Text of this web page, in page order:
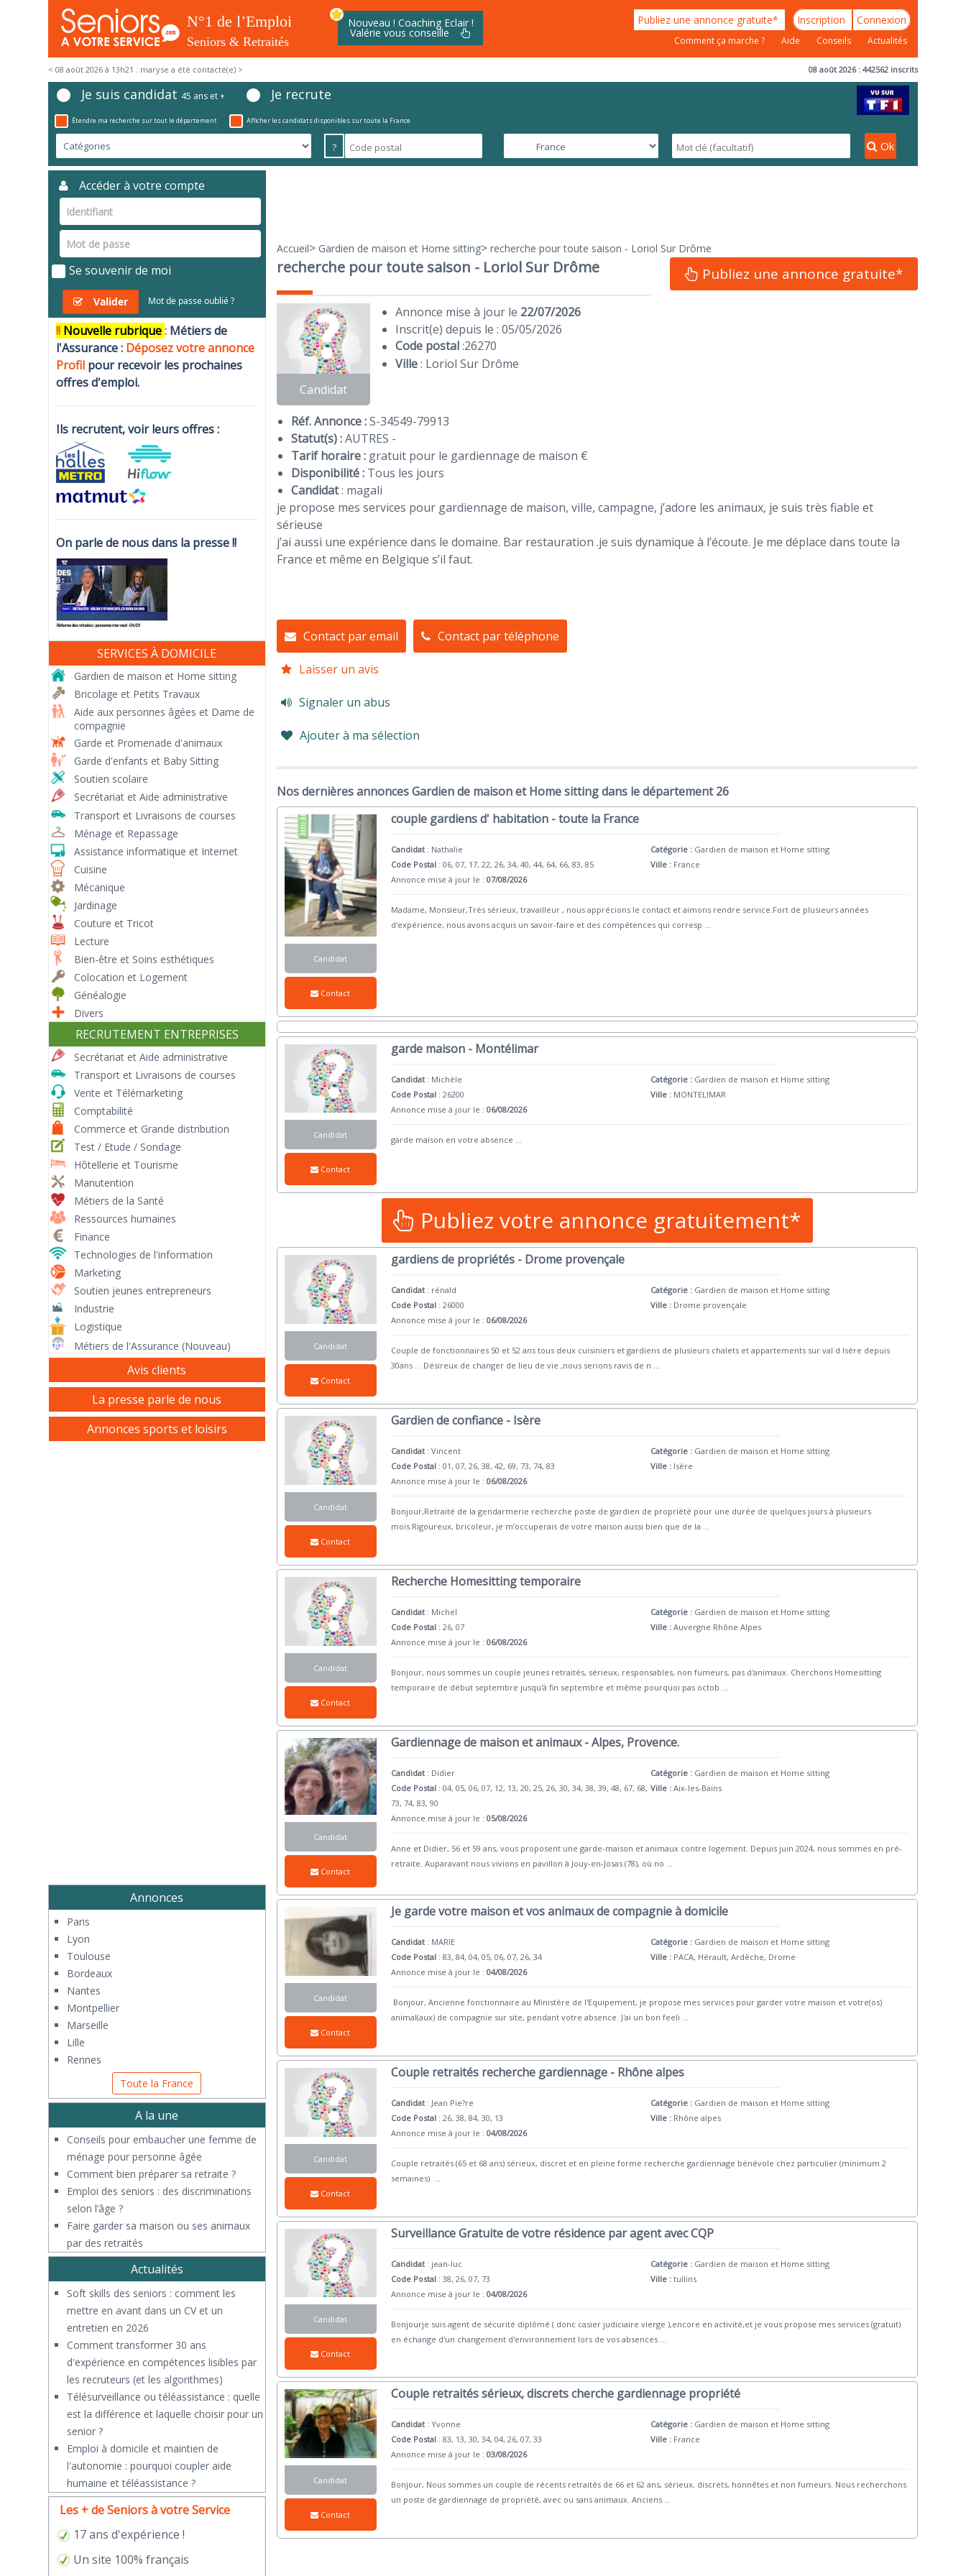
Nouveau ! Coaching Eclair !
Valérie vous conseille
Publiez une annonce gratuite* Inscription Connexion
Comment ça marche ? Aide Conseils Actualités
< 08 août 2026 à 13h21 : maryse a été contacté(e) > 08 août 2026 : 442562 inscrits
Je suis candidat 45 ans et + Je recrute
Étendre ma recherche sur tout le département Afficher les candidats disponibles sur toute la France
? Ok
Accueil> Gardien de maison et Home sitting> recherche pour toute saison - Loriol Sur Drôme
recherche pour toute saison - Loriol Sur Drôme Publiez une annonce gratuite*
Candidat
Annonce mise à jour le 22/07/2026
Inscrit(e) depuis le : 05/05/2026
Code postal:26270
Ville: Loriol Sur Drôme
Réf. Annonce :S-34549-79913
Statut(s) :AUTRES -
Tarif horaire :gratuit pour le gardiennage de maison €
Disponibilité :Tous les jours
Candidat: magali
je propose mes services pour gardiennage de maison, ville, campagne, j’adore les animaux, je suis très fiable et
sérieuse
j’ai aussi une expérience dans le domaine. Bar restauration .je suis dynamique à l’écoute. Je me déplace dans toute la
France et même en Belgique s’il faut.
Contact par email Contact par téléphone
Laisser un avis
Signaler un abus
Ajouter à ma sélection
Nos dernières annonces Gardien de maison et Home sitting dans le département 26
Candidat
Contact
couple gardiens d' habitation - toute la France
Candidat : Nathalie
Code Postal : 06, 07, 17, 22, 26, 34, 40, 44, 64, 66, 83, 85
Annonce mise à jour le :07/08/2026
Catégorie : Gardien de maison et Home sitting
Ville : France
Madame, Monsieur,Très sérieux, travailleur , nous apprécions le contact et aimons rendre service.Fort de plusieurs années
d'expérience, nous avons acquis un savoir-faire et des compétences qui corresp
Candidat
Contact
garde maison - Montélimar
Candidat : Michèle
Code Postal : 26200
Annonce mise à jour le :06/08/2026
Catégorie : Gardien de maison et Home sitting
Ville : MONTELIMAR
garde maison en votre absence
Publiez votre annonce gratuitement*
Candidat
Contact
gardiens de propriétés - Drome provençale
Candidat : rénald
Code Postal : 26000
Annonce mise à jour le :06/08/2026
Catégorie : Gardien de maison et Home sitting
Ville : Drome provençale
Couple de fonctionnaires 50 et 52 ans tous deux cuisiniers et gardiens de plusieurs chalets et appartements sur val d Isère depuis
30ans . .Désireux de changer de lieu de vie ,nous serions ravis de n ...
Candidat
Contact
Gardien de confiance - Isère
Candidat :Vincent
Code Postal : 01, 07, 26, 38, 42, 69, 73, 74, 83
Annonce mise à jour le :06/08/2026
Catégorie : Gardien de maison et Home sitting
Ville : Isère
Bonjour,Retraité de la gendarmerie recherche poste de gardien de propriété pour une durée de quelques jours à plusieurs
mois.Rigoureux, bricoleur, je m’occuperais de votre maison aussi bien que de la ...
Candidat
Contact
Recherche Homesitting temporaire
Candidat : Michel
Code Postal : 26, 07
Annonce mise à jour le :06/08/2026
Catégorie : Gardien de maison et Home sitting
Ville : Auvergne Rhône Alpes
Bonjour, nous sommes un couple jeunes retraités, sérieux, responsables, non fumeurs, pas d'animaux. Cherchons Homesitting
temporaire de début septembre jusqu'à fin septembre et même pourquoi pas octob
Candidat
Contact
Gardiennage de maison et animaux - Alpes, Provence.
Candidat : Didier
Code Postal : 04, 05, 06, 07, 12, 13, 20, 25, 26, 30, 34, 38, 39, 48, 67, 68,
73, 74, 83, 90
Annonce mise à jour le :05/08/2026
Catégorie : Gardien de maison et Home sitting
Ville : Aix-les-Bains
Anne et Didier, 56 et 59 ans, vous proposent une garde-maison et animaux contre logement. Depuis juin 2024, nous sommes en pré-
retraite. Auparavant nous vivions en pavillon à Jouy-en-Josas (78), où no
Candidat
Contact
Je garde votre maison et vos animaux de compagnie à domicile
Candidat : MARIE
Code Postal : 83, 84, 04, 05, 06, 07, 26, 34
Annonce mise à jour le :04/08/2026
Catégorie : Gardien de maison et Home sitting
Ville : PACA, Hérault, Ardèche, Drome
Bonjour, Ancienne fonctionnaire au Ministère de l'Equipement, je propose mes services pour garder votre maison et votre(os)
animal(aux) de compagnie sur site, pendant votre absence. J'ai un bon feeli ...
Candidat
Contact
Couple retraités recherche gardiennage - Rhône alpes
Candidat : Jean Pie?re
Code Postal : 26, 38, 84, 30, 13
Annonce mise à jour le :04/08/2026
Catégorie : Gardien de maison et Home sitting
Ville : Rhône alpes
Couple retraités (65 et 68 ans) sérieux, discret et en pleine forme recherche gardiennage bénévole chez particulier (minimum 2
semaines)
Candidat
Contact
Surveillance Gratuite de votre résidence par agent avec CQP
Candidat : jean-luc
Code Postal : 38, 26, 07, 73
Annonce mise à jour le :04/08/2026
Catégorie : Gardien de maison et Home sitting
Ville : tullins
Bonjourje suis agent de sécurité diplômé ( donc casier judiciaire vierge ),encore en activité,et je vous propose mes services (gratuit)
en échange d'un changement d'environnement lors de vos absences
Candidat
Contact
Couple retraités sérieux, discrets cherche gardiennage propriété
Candidat :Yvonne
Code Postal : 83, 13, 30, 34, 04, 26, 07, 33
Annonce mise à jour le :03/08/2026
Catégorie : Gardien de maison et Home sitting
Ville : France
Bonjour, Nous sommes un couple de récents retraités de 66 et 62 ans, sérieux, discrets, honnêtes et non fumeurs. Nous recherchons
un poste de gardiennage de propriété, avec ou sans animaux. Anciens ...
Accéder à votre compte
Se souvenir de moi
Valider Mot de passe oublié ?
!! Nouvelle rubrique: Métiers de
l'Assurance : Déposez votre annonce
Profil pour recevoir les prochaines
offres d'emploi.
Ils recrutent, voir leurs offres :
On parle de nous dans la presse !!
SERVICES À DOMICILE
Gardien de maison et Home sitting
Bricolage et Petits Travaux
Aide aux personnes âgées et Dame de
compagnie
Garde et Promenade d'animaux
Garde d'enfants et Baby Sitting
Soutien scolaire
Secrétariat et Aide administrative
Transport et Livraisons de courses
Ménage et Repassage
Assistance informatique et Internet
Cuisine
Mécanique
Jardinage
Couture et Tricot
Lecture
Bien-être et Soins esthétiques
Colocation et Logement
Généalogie
Divers
RECRUTEMENT ENTREPRISES
Secrétariat et Aide administrative
Transport et Livraisons de courses
Vente et Télémarketing
Comptabilité
Commerce et Grande distribution
Test / Etude / Sondage
Hôtellerie et Tourisme
Manutention
Métiers de la Santé
Ressources humaines
Finance
Technologies de l'information
Marketing
Soutien jeunes entrepreneurs
Industrie
Logistique
Métiers de l'Assurance (Nouveau)
Avis clients
La presse parle de nous
Annonces sports et loisirs
Annonces
Paris
Lyon
Toulouse
Bordeaux
Nantes
Montpellier
Marseille
Lille
Rennes
Toute la France
A la une
Conseils pour embaucher une femme de
ménage pour personne âgée
Comment bien préparer sa retraite ?
Emploi des seniors : des discriminations
selon l’âge ?
Faire garder sa maison ou ses animaux
par des retraités
Actualités
Soft skills des seniors : comment les
mettre en avant dans un CV et un
entretien en 2026
Comment transformer 30 ans
d'expérience en compétences lisibles par
les recruteurs (et les algorithmes)
Télésurveillance ou téléassistance : quelle
est la différence et laquelle choisir pour un
senior ?
​Emploi à domicile et maintien de
l'autonomie : pourquoi coupler aide
humaine et téléassistance ?
Les + de Seniors à votre Service
17 ans d'expérience !
Un site 100% français